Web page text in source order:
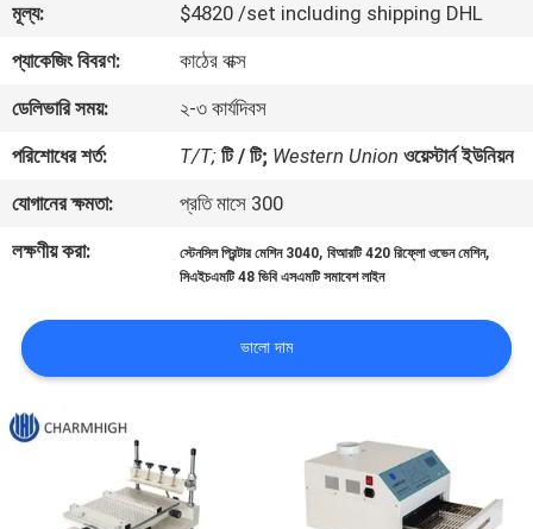
আমাদের
সাথে
যোগাযোগ
করুন
SHOPPING
ON
LINE
সাইটম্যাপ
মূল্য:
$4820 /set including shipping DHL
প্যাকেজিং বিবরণ:
কাঠের বাক্স
ডেলিভারি সময়:
২-৩ কার্যদিবস
পরিশোধের শর্ত:
T/T; টি / টি; Western Union ওয়েস্টার্ন ইউনিয়ন
যোগানের ক্ষমতা:
প্রতি মাসে 300
লক্ষণীয় করা:
স্টেনসিল প্রিন্টার মেশিন 3040,বিআরটি 420 রিফ্লো ওভেন মেশিন,
সিএইচএমটি 48 ভিবি এসএমটি সমাবেশ লাইন
ভালো দাম